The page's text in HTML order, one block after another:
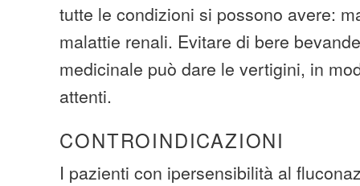
tutte le condizioni si possono avere:
malattie renali. Evitare di bere
medicinale può dare le vertigini, in
attenti.
CONTROINDICAZIONI
I pazienti con ipersensibilità al